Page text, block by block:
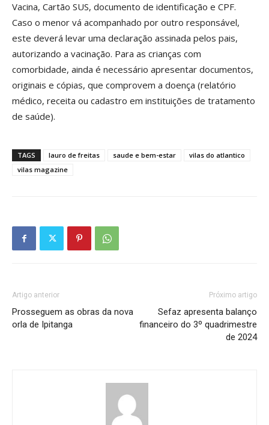
Vacina, Cartão SUS, documento de identificação e CPF.
Caso o menor vá acompanhado por outro responsável,
este deverá levar uma declaração assinada pelos pais,
autorizando a vacinação. Para as crianças com
comorbidade, ainda é necessário apresentar documentos,
originais e cópias, que comprovem a doença (relatório
médico, receita ou cadastro em instituições de tratamento
de saúde).
TAGS lauro de freitas saude e bem-estar
vilas do atlantico
vilas magazine
Artigo anterior
Prosseguem as obras da nova
orla de Ipitanga
Próximo artigo
Sefaz apresenta balanço
financeiro do 3º quadrimestre
de 2024